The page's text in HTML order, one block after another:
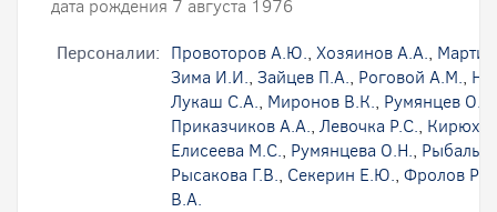
дата рождения 7 августа 1976
Персоналии: Провоторов А.Ю., Хозяинов А.А.,
Зима И.И., Зайцев П.А., Роговой А.М.,
Лукаш С.А., Миронов В.К., Румянцев О.В.
Приказчиков А.А., Левочка Р.С.,
Елисеева М.С., Румянцева О.Н.,
Рысакова Г.В., Секерин Е.Ю., Фролов Р.А.
В.А.